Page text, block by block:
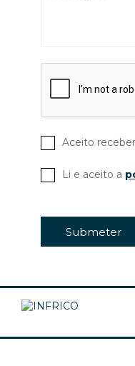
Aceito
Li e aceito a
Submeter